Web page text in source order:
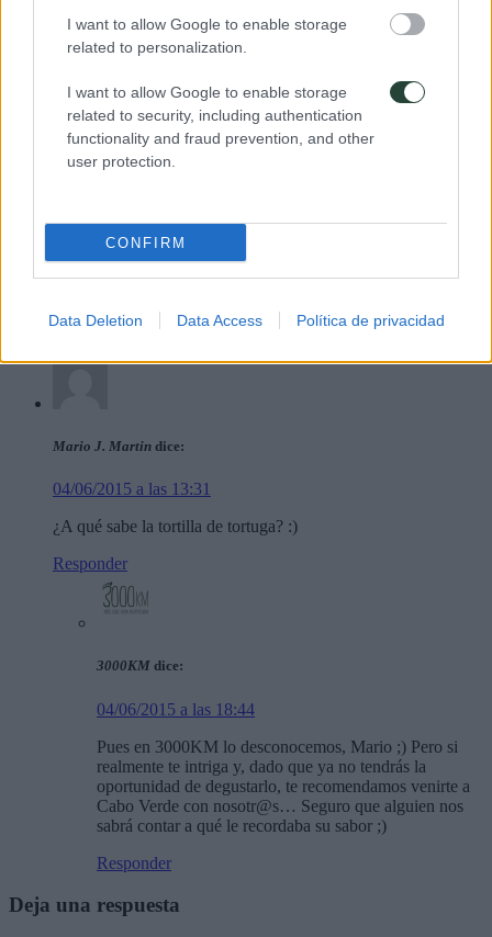
I want to allow Google to enable storage
related to personalization.
I want to allow Google to enable storage
related to security, including authentication
functionality and fraud prevention, and other
user protection.
CONFIRM
Data Deletion Data Access Política de privacidad
13/07/2015 a las 07:43
Precioso post, Gracias 3000KM!
Responder
3000KM dice:
Mario J. Martin dice:
04/06/2015 a las 13:31
¿A qué sabe la tortilla de tortuga? :)
Responder
3000KM dice:
04/06/2015 a las 18:44
Pues en 3000KM lo desconocemos, Mario ;) Pero si
realmente te intriga y, dado que ya no tendrás la
oportunidad de degustarlo, te recomendamos venirte a
Cabo Verde con nosotr@s… Seguro que alguien nos
sabrá contar a qué le recordaba su sabor ;)
Responder
Deja una respuesta